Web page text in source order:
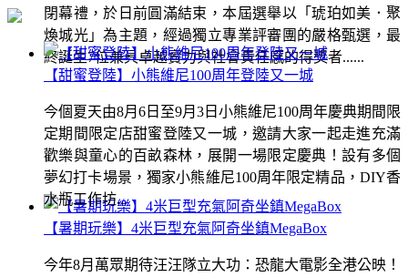
閉幕禮，於日前圓滿結束，本屆選舉以「琥珀如美．聚
煥城光」為主題，經過獨立專業評審團的嚴格甄選，最
終誕生7位兼具卓越實力與社會責任感的得獎者......
【暑期玩樂】4米巨型充氣阿奇坐鎮MegaBox
今年8月萬眾期待汪汪隊立大功：恐龍大電影全港公映！
【甜蜜登陸】小熊維尼100周年登陸又一城
今個夏天由8月6日至9月3日小熊維尼100周年慶典期間限
定期間限定店甜蜜登陸又一城，邀請大家一起走進充滿
歡樂與童心的百畝森林，展開一場限定慶典！設有多個
夢幻打卡場景，獨家小熊維尼100周年限定精品，DIY香
水瓶工作坊...